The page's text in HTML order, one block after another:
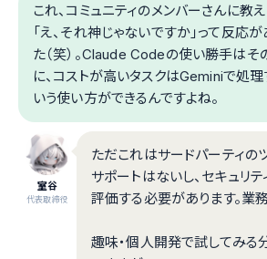
これ、コミュニティのメンバーさんに教
「え、それ神じゃないですか」って反応
た（笑）。Claude Codeの使い勝手はそ
に、コストが高いタスクはGeminiで処理
いう使い方ができるんですよね。
室谷
代表取締役
ただこれはサードパーティの
サポートはないし、セキュリ
評価する必要があります。業
趣味・個人開発で試してみる